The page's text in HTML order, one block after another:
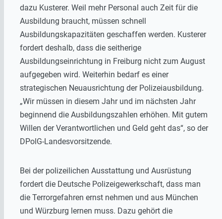
dazu Kusterer. Weil mehr Personal auch Zeit für die
Ausbildung braucht, müssen schnell
Ausbildungskapazitäten geschaffen werden. Kusterer
fordert deshalb, dass die seitherige
Ausbildungseinrichtung in Freiburg nicht zum August
aufgegeben wird. Weiterhin bedarf es einer
strategischen Neuausrichtung der Polizeiausbildung.
„Wir müssen in diesem Jahr und im nächsten Jahr
beginnend die Ausbildungszahlen erhöhen. Mit gutem
Willen der Verantwortlichen und Geld geht das“, so der
DPolG-Landesvorsitzende.
Bei der polizeilichen Ausstattung und Ausrüstung
fordert die Deutsche Polizeigewerkschaft, dass man
die Terrorgefahren ernst nehmen und aus München
und Würzburg lernen muss. Dazu gehört die